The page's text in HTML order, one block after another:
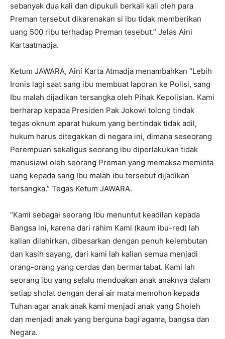
sebanyak dua kali dan dipukuli berkali kali oleh para
Preman tersebut dikarenakan si ibu tidak memberikan
uang 500 ribu terhadap Preman tesebut.” Jelas Aini
Kartaatmadja.
Ketum JAWARA, Aini Karta Atmadja menambahkan “Lebih
Ironis lagi saat sang ibu membuat laporan ke Polisi, sang
Ibu malah dijadikan tersangka oleh Pihak Kepolisian. Kami
berharap kepada Presiden Pak Jokowi tolong tindak
tegas oknum aparat hukum yang bertindak tidak adil,
hukum harus ditegakkan di negara ini, dimana seseorang
Perempuan sekaligus seorang ibu diperlakukan tidak
manusiawi oleh seorang Preman yang memaksa meminta
uang kepada sang Ibu malah ibu tersebut dijadikan
tersangka.” Tegas Ketum JAWARA.
“Kami sebagai seorang Ibu menuntut keadilan kepada
Bangsa ini, karena dari rahim Kami (kaum ibu-red) lah
kalian dilahirkan, dibesarkan dengan penuh kelembutan
dan kasih sayang, dari kami lah kalian semua menjadi
orang-orang yang cerdas dan bermartabat. Kami lah
seorang ibu yang selalu mendoakan anak anaknya dalam
setiap sholat dengan derai air mata memohon kepada
Tuhan agar anak anak kami menjadi anak yang Sholeh
dan menjadi anak yang berguna bagi agama, bangsa dan
Negara.